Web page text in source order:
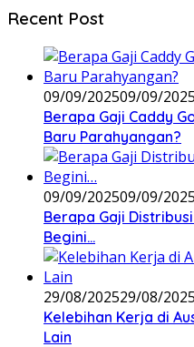
Recent Post
09/09/202509/09/2025
Berapa Gaji Caddy
Baru Parahyangan?
09/09/202509/09/2025
Berapa Gaji
Begini…
29/08/202529/08/2025
Kelebihan Kerja di
Lain